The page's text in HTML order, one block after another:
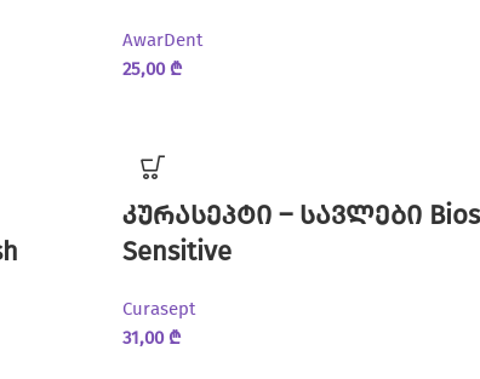
AwarDent
25,00₾
კურასეპტი – სავლები
Sensitive
Curasept
31,00₾